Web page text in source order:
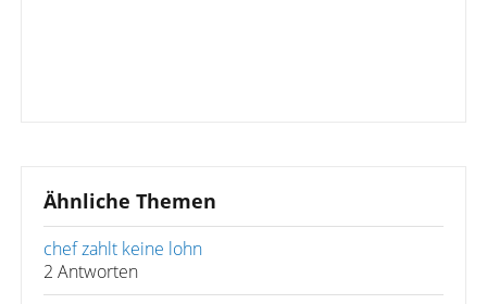
Ähnliche Themen
chef zahlt keine lohn
2 Antworten